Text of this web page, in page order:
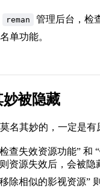
reman
管理后台，检
单功能。
被隐藏
名其妙的，一定是有
查失效资源功能” 和
资源失效后，会被隐
除相似的影视资源”